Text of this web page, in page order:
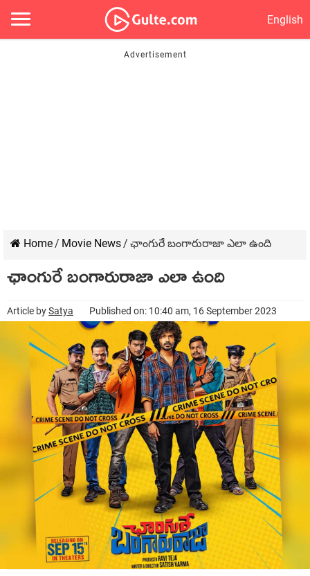
English
Home/ Movie News/ ఛాంగురే బంగారురాజా ఎలా ఉంది
ఛాంగురే బంగారురాజా ఎలా ఉంది
Article bySatya Published on: 10:40 am, 16 September 2023